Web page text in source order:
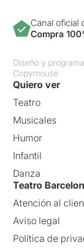
Canal oficial
Compra
Diseño y
Copymouse
Quiero ver
Teatro
Musicales
Humor
Infantil
Danza
Teatro
Atención al
Aviso legal
Política de